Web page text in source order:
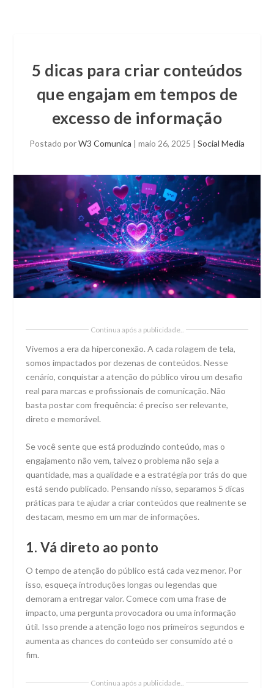
5 dicas para criar conteúdos
que engajam em tempos de
excesso de informação
Postado porW3 Comunica | maio 26, 2025 | Social Media
Continua após a publicidade..
Vivemos a era da hiperconexão. A cada rolagem de tela,
somos impactados por dezenas de conteúdos. Nesse
cenário, conquistar a atenção do público virou um desafio
real para marcas e profissionais de comunicação. Não
basta postar com frequência: é preciso ser relevante,
direto e memorável.
Se você sente que está produzindo conteúdo, mas o
engajamento não vem, talvez o problema não seja a
quantidade, mas a qualidade e a estratégia por trás do que
está sendo publicado. Pensando nisso, separamos 5 dicas
práticas para te ajudar a criar conteúdos que realmente se
destacam, mesmo em um mar de informações.
1. Vá direto ao ponto
O tempo de atenção do público está cada vez menor. Por
isso, esqueça introduções longas ou legendas que
demoram a entregar valor. Comece com uma frase de
impacto, uma pergunta provocadora ou uma informação
útil. Isso prende a atenção logo nos primeiros segundos e
aumenta as chances do conteúdo ser consumido até o
fim.
Continua após a publicidade..